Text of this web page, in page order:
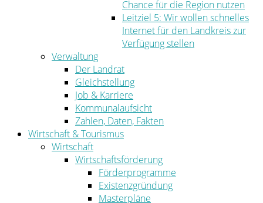
Chance für die Region nutzen
Leitziel 5: Wir wollen schnelles
Internet für den Landkreis zur
Verfügung stellen
Verwaltung
Der Landrat
Gleichstellung
Job & Karriere
Kommunalaufsicht
Zahlen, Daten, Fakten
Wirtschaft & Tourismus
Wirtschaft
Wirtschaftsförderung
Förderprogramme
Existenzgründung
Masterpläne